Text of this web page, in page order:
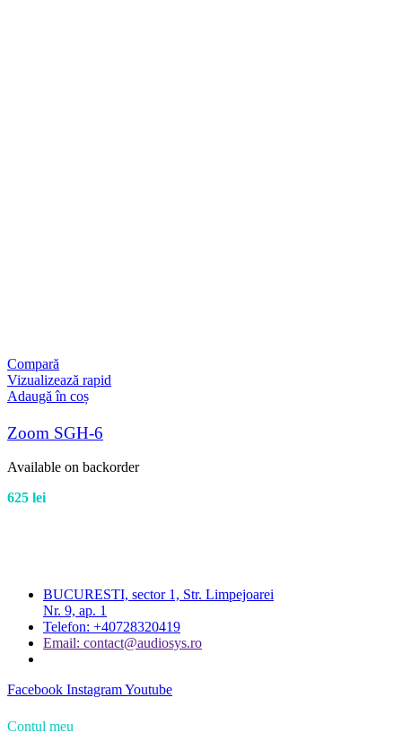
Compară
Vizualizează rapid
Adaugă în coș
Zoom SGH-6
Available on backorder
625 lei
BUCURESTI, sector 1, Str. Limpejoarei
Nr. 9, ap. 1
Telefon: +40728320419
Email: contact@audiosys.ro
Facebook InstagramYoutube
Contul meu